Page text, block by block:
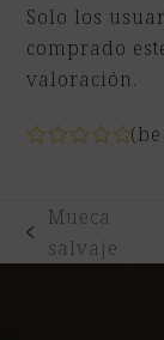
Solo los
comprado
valoración.
5
(
previous
Mueca
salvaje